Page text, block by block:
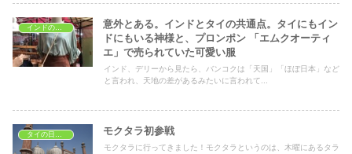
インドの文化
意外とある。インドとタイの共通点。タイにもイン
ドにもいる神様と、プロンポン 「エムクオーティ
エ」で売られていた可愛い服
インド、デリーから見たら、バンコクは「天国」「ほぼ日本」など
と言われ、天地の差があるみたいに言われて...
タイの日常生活 モクタラ初参戦
モクタラに行ってきました！モクタラというのは、木曜にあるタラ